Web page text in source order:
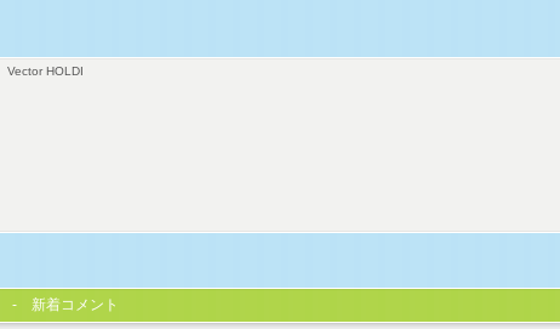
Vector HOLDI
新着コメント